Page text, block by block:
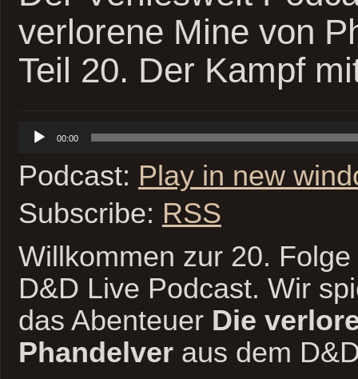
verlorene Mine von
Teil 20. Der Kampf
Audio-
Player
00:00
Podcast: Play in new
Subscribe: RSS
Willkommen zur 20.
D&D Live Podcast. Wir
das Abenteuer Die
Phandelveraus dem